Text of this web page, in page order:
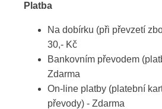
Platba
Na dobírku (při převzetí
30,- Kč
Bankovním převodem
Zdarma
On-line platby (platební
převody) - Zdarma